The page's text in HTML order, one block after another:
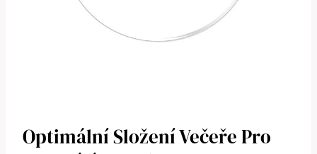
Optimální Složení Večeře Pro